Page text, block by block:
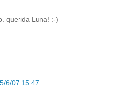
querida Luna! :-)
6/07 15:47